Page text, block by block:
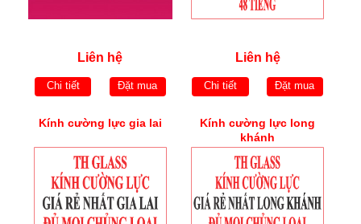
Liên hệ
Chi tiết Đặt mua
Liên hệ
Chi tiết Đặt mua
Kính cường lực gia lai
Kính cường lực long
khánh